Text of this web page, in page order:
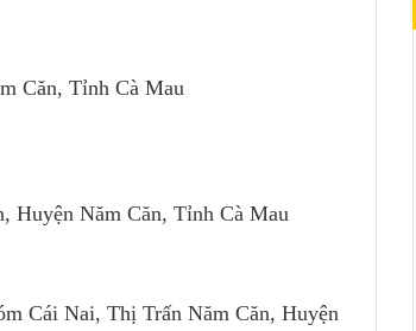
Căn, Tỉnh Cà Mau
Huyện Năm Căn, Tỉnh Cà Mau
Cái Nai, Thị Trấn Năm Căn, Huyện